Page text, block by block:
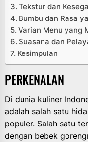
Tekstur dan
Bumbu dan Rasa
Varian Menu yang
Suasana dan
Kesimpulan
PERKENALAN
Di dunia kuliner
adalah salah satu
populer. Salah satu
dengan bebek